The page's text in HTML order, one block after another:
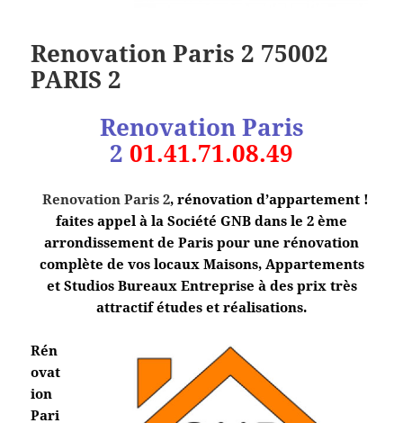
Renovation Paris 2 75002
PARIS 2
Renovation Paris
2 01.41.71.08.49
Renovation Paris 2, rénovation d’appartement !
faites appel à la Société GNB dans le 2 ème
arrondissement de Paris pour une rénovation
complète de vos locaux Maisons, Appartements
et Studios Bureaux Entreprise à des prix très
attractif études et réalisations.
Rén
ovat
ion
Pari